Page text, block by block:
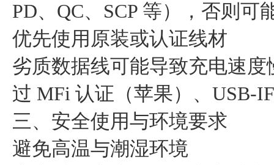
PD、QC、SCP 等），否则可
优先使用原装或认证线材
劣质数据线可能导致充电速
过 MFi 认证（苹果）、USB-
三、安全使用与环境要求
避免高温与潮湿环境